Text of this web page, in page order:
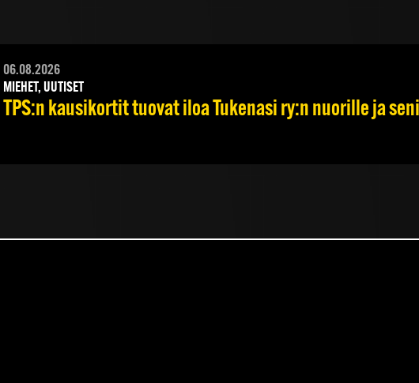
06.08.2026
MIEHET, UUTISET
TPS:n kausikortit tuovat iloa Tukenasi ry:n nuorille ja